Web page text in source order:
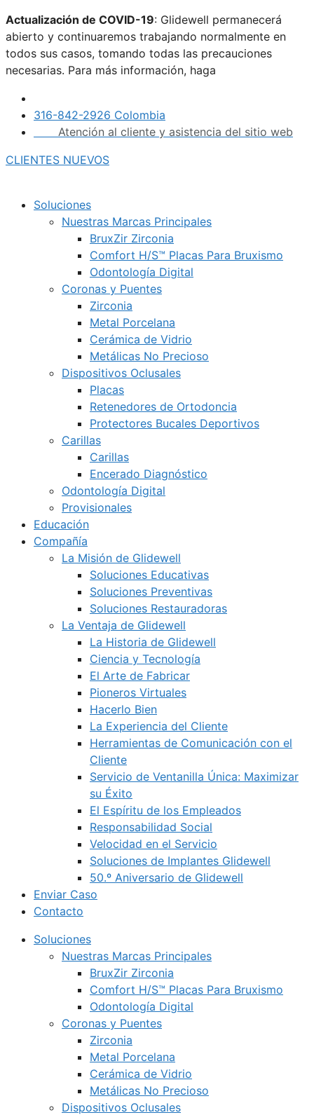
Saltar
al
contenido
Actualización de COVID-19: Glidewell permanecerá
abierto y continuaremos trabajando normalmente en
todos sus casos, tomando todas las precauciones
necesarias. Para más información, haga
316-842-2926 Colombia
Atención al cliente y asistencia del sitio web
CLIENTES NUEVOS
Soluciones
Nuestras Marcas Principales
BruxZir Zirconia
Comfort H/S™ Placas Para Bruxismo
Odontología Digital
Coronas y Puentes
Zirconia
Metal Porcelana
Cerámica de Vidrio
Metálicas No Precioso
Dispositivos Oclusales
Placas
Retenedores de Ortodoncia
Protectores Bucales Deportivos
Carillas
Carillas
Encerado Diagnóstico
Odontología Digital
Provisionales
Educación
Compañía
La Misión de Glidewell
Soluciones Educativas
Soluciones Preventivas
Soluciones Restauradoras
La Ventaja de Glidewell
La Historia de Glidewell
Ciencia y Tecnología
El Arte de Fabricar
Pioneros Virtuales
Hacerlo Bien
La Experiencia del Cliente
Herramientas de Comunicación con el
Cliente
Servicio de Ventanilla Única: Maximizar
su Éxito
El Espíritu de los Empleados
Responsabilidad Social
Velocidad en el Servicio
Soluciones de Implantes Glidewell
50.º Aniversario de Glidewell
Enviar Caso
Contacto
Soluciones
Nuestras Marcas Principales
BruxZir Zirconia
Comfort H/S™ Placas Para Bruxismo
Odontología Digital
Coronas y Puentes
Zirconia
Metal Porcelana
Cerámica de Vidrio
Metálicas No Precioso
Dispositivos Oclusales